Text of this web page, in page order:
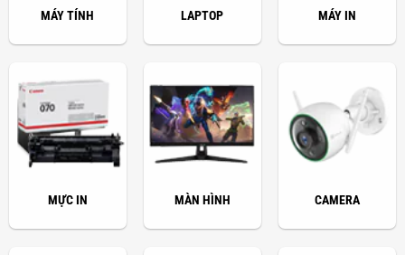
MÁY TÍNH LAPTOP MÁY IN
MỰC IN MÀN HÌNH CAMERA